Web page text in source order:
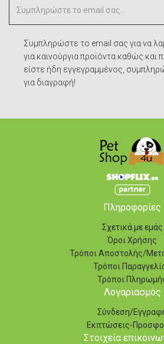
Συμπληρώστε το email σας για να
για καινούργια προϊόντα καθώς
είστε ήδη εγγεγραμμένος,
για διαγραφή!
Πληροφορίες
Σχετικά με εμάς
Όροι Χρήσης
Τρόποι Αποστολής/
Τρόποι
Τρόποι
Λογαριασμός
Σύνδεση/
Εκπτώσεις-
Στοιχεία